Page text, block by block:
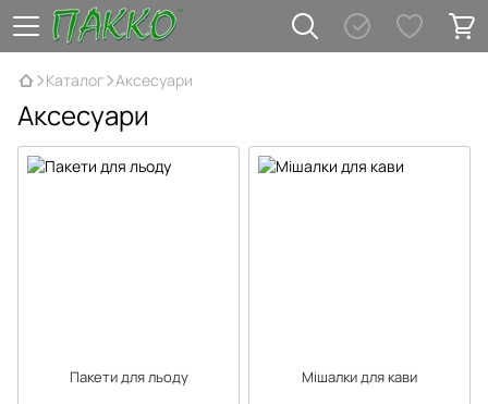
Каталог Аксесуари
Аксесуари
Пакети для льоду Мішалки для кави